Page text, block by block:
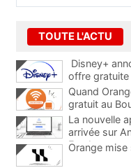
TOUTE L'ACTU
Disney+
offre gratuite
Quand
gratuit au
La nouvelle
arrivée sur
Freebox,
Orange